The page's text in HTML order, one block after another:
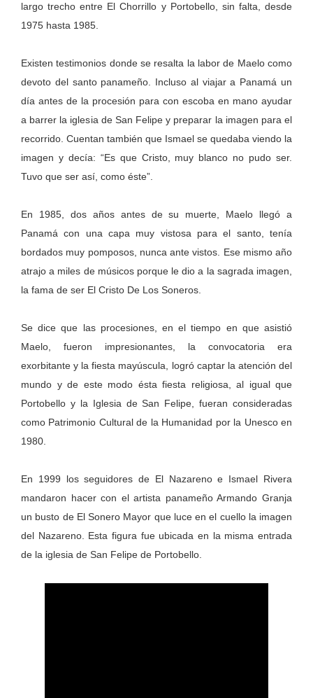
largo trecho entre El Chorrillo y Portobello, sin falta, desde
1975 hasta 1985.
Existen testimonios donde se resalta la labor de Maelo como
devoto del santo panameño. Incluso al viajar a Panamá un
día antes de la procesión para con escoba en mano ayudar
a barrer la iglesia de San Felipe y preparar la imagen para el
recorrido. Cuentan también que Ismael se quedaba viendo la
imagen y decía: “Es que Cristo, muy blanco no pudo ser.
Tuvo que ser así, como éste”.
En 1985, dos años antes de su muerte, Maelo llegó a
Panamá con una capa muy vistosa para el santo, tenía
bordados muy pomposos, nunca ante vistos. Ese mismo año
atrajo a miles de músicos porque le dio a la sagrada imagen,
la fama de ser El Cristo De Los Soneros.
Se dice que las procesiones, en el tiempo en que asistió
Maelo, fueron impresionantes, la convocatoria era
exorbitante y la fiesta mayúscula, logró captar la atención del
mundo y de este modo ésta fiesta religiosa, al igual que
Portobello y la Iglesia de San Felipe, fueran consideradas
como Patrimonio Cultural de la Humanidad por la Unesco en
1980.
En 1999 los seguidores de El Nazareno e Ismael Rivera
mandaron hacer con el artista panameño Armando Granja
un busto de El Sonero Mayor que luce en el cuello la imagen
del Nazareno. Esta figura fue ubicada en la misma entrada
de la iglesia de San Felipe de Portobello.